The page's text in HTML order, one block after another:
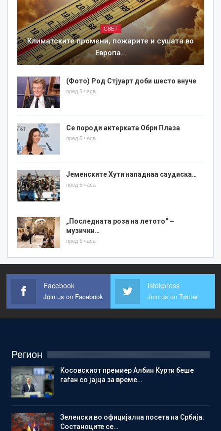
СВЕТ
Климатските промени, пожарите и сушата во
Европа…
(Фото) Род Стјуарт доби шесто внуче
пред 5 часа
Се породи актерката Обри Плаза
пред 5 часа
Јеменските Хути нападнаа саудиска…
пред 5 часа
„Последната роза на летото“ –
музички…
пред 5 часа
Facebook
Join us on Facebook
Istokpress
Join us on Twitter
Регион
Косовскиот премиер Албин Курти беше
гаѓан со јајца за време…
Зеленски во официјална посета на Србија:
Состаноците се…